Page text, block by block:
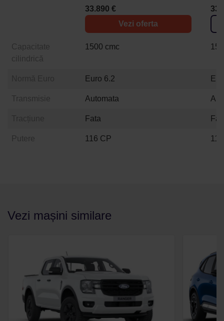
Capacitate
cilindrică
Transmisie
Putere
33.890 €
Vezi oferta
1500 cmc
Euro 6.2
Automata
Fata
116 CP
Vezi mașini similare